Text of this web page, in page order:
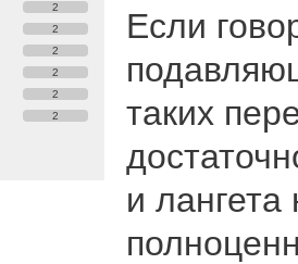
2
2
2
2
2
2
Если
таких
и